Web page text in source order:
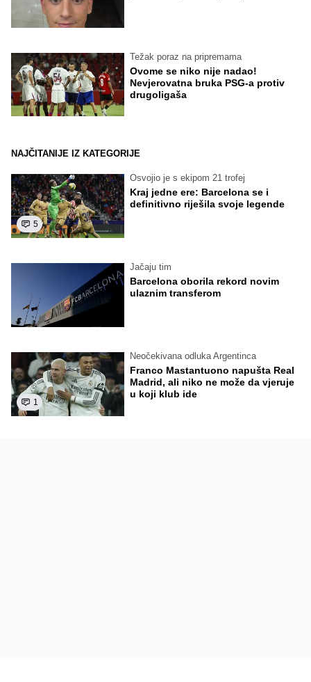
Težak poraz na pripremama
Ovome se niko nije nadao!
Nevjerovatna bruka PSG-a protiv
drugoligaša
NAJČITANIJE IZ KATEGORIJE
5
Osvojio je s ekipom 21 trofej
Kraj jedne ere: Barcelona se i
definitivno riješila svoje legende
Jačaju tim
Barcelona oborila rekord novim
ulaznim transferom
1
Neočekivana odluka Argentinca
Franco Mastantuono napušta Real
Madrid, ali niko ne može da vjeruje
u koji klub ide